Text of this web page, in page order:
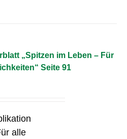
„Spitzen im Leben – Für
Seite 91
alle